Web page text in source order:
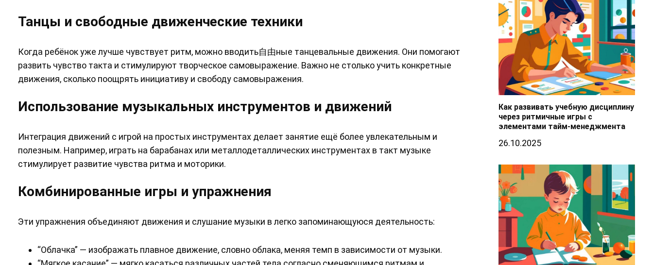
Танцы и свободные движенческие техники
Когда ребёнок уже лучше чувствует ритм, можно вводить自由ные танцевальные движения. Они помогают
развить чувство такта и стимулируют творческое самовыражение. Важно не столько учить конкретные
движения, сколько поощрять инициативу и свободу самовыражения.
Использование музыкальных инструментов и движений
Интеграция движений с игрой на простых инструментах делает занятие ещё более увлекательным и
полезным. Например, играть на барабанах или металлодеталлических инструментах в такт музыке
стимулирует развитие чувства ритма и моторики.
Комбинированные игры и упражнения
Эти упражнения объединяют движения и слушание музыки в легко запоминающуюся деятельность:
“Облачка” — изображать плавное движение, словно облака, меняя темп в зависимости от музыки.
Как развивать учебную дисциплину
через ритмичные игры с
элементами тайм-менеджмента
26.10.2025